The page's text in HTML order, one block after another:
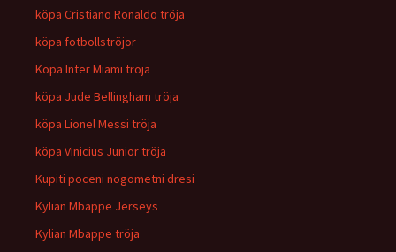
köpa Cristiano Ronaldo tröja
köpa fotbollströjor
Köpa Inter Miami tröja
köpa Jude Bellingham tröja
köpa Lionel Messi tröja
köpa Vinicius Junior tröja
Kupiti poceni nogometni dresi
Kylian Mbappe Jerseys
Kylian Mbappe tröja